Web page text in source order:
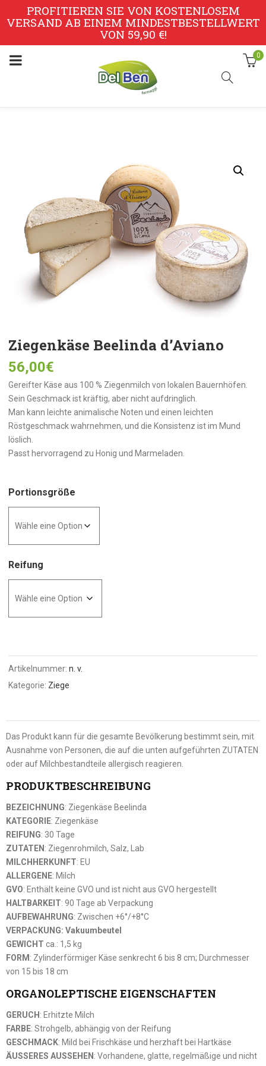
PROFITIEREN SIE VON KOSTENLOSEM
VERSAND AB EINEM MINDESTBESTELLWERT
VON 59,90 €!
0
Ziegenkäse Beelinda d’Aviano
56,00€
Gereifter Käse aus 100 % Ziegenmilch von lokalen Bauernhöfen.
Sein Geschmack ist kräftig, aber nicht aufdringlich.
Man kann leichte animalische Noten und einen leichten
Röstgeschmack wahrnehmen, und die Konsistenz ist im Mund
löslich.
Passt hervorragend zu Honig und Marmeladen.
Portionsgröße
Reifung
Artikelnummer:n. v.
Kategorie: Ziege
Das Produkt kann für die gesamte Bevölkerung bestimmt sein, mit
Ausnahme von Personen, die auf die unten aufgeführten ZUTATEN
oder auf Milchbestandteile allergisch reagieren.
PRODUKTBESCHREIBUNG
BEZEICHNUNG: Ziegenkäse Beelinda
KATEGORIE: Ziegenkäse
REIFUNG: 30 Tage
ZUTATEN : Ziegenrohmilch, Salz, Lab
MILCHHERKUNFT: EU
ALLERGENE: Milch
GVO: Enthält keine GVO und ist nicht aus GVO hergestellt
HALTBARKEIT: 90 Tage ab Verpackung
AUFBEWAHRUNG: Zwischen +6°/+8°C
VERPACKUNG: Vakuumbeutel
GEWICHT ca.: 1,5 kg
FORM : Zylinderförmiger Käse senkrecht 6 bis 8 cm; Durchmesser
von 15 bis 18 cm
ORGANOLEPTISCHE EIGENSCHAFTEN
GERUCH : Erhitzte Milch
FARBE: Strohgelb, abhängig von der Reifung
GESCHMACK: Mild bei Frischkäse und herzhaft bei Hartkäse
ÄUSSERES AUSSEHEN : Vorhandene, glatte, regelmäßige und nicht